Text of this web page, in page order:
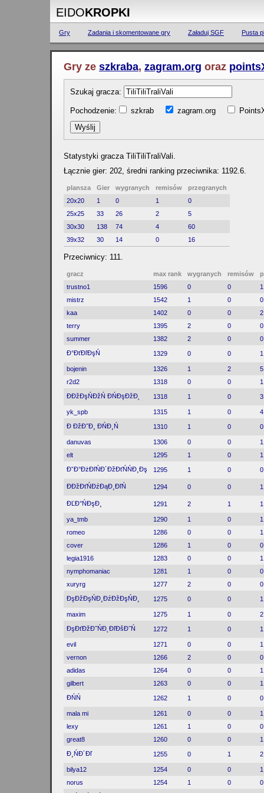
EIDOKROPKI
Gry Zadania i skomentowane gry Załaduj SGF Pusta
Gry ze szkraba, zagram.org oraz
Szukaj gracza:
Pochodzenie: szkrab zagram.org
Statystyki gracza TiliTiliTraliVali.
Łącznie gier: 202, średni ranking przeciwnika: 1192.6.
plansza Gier wygranych remisów
przegranych
20x20
1 0 1
0
25x25
33 26 2
5
30x30
138 74 4
60
39x32
30 14 0 16
Przeciwnicy: 111.
gracz max rank wygranych remisów
trustno1
1596 0 0
1
mistrz
1542 1 0
0
kaa
1402 0 0
2
terry
1395 2 0
0
summer
1382 2 0
0
Đ°ĐťĐľĐşŃ
1329 0 0 1
bojenin 1326 1 2
5
r2d2
1318 0 0
1
ĐĐžĐşŃĐžŃ ĐŃĐşĐžĐ˛
1318 1 0 3
yk_spb 1315 1 0
4
Đ ĐžĐ˝Đ¸ ĐŃĐ¸Ń
1310 1 0 0
danuvas 1306 0 0
1
elt
1295 1 0
1
ĐˇĐ°ĐżĐľŃĐ´ĐžĐťŃŃĐ¸Đş
1295 1 0 0
ĐĐžĐťŃĐźĐąĐ¸ĐľŃ 1294 0 0 1
ĐĽĐ°ŃĐşĐ¸ 1291 2 1 1
ya_tmb 1290 1 0
1
romeo
1286 0 0
1
cover
1286 1 0
0
legia1916
1283 0 0
1
nymphomaniac
1281 1 0
0
xuryrg
1277 2 0
0
ĐşĐžĐşŃĐ¸ĐźĐžĐşŃĐ¸
1275 0 0 1
maxim 1275 1 0
2
ĐşĐťĐžĐ˝ŃĐ˛ĐľĐšĐ˝Ń
1272 1 0 1
evil 1271 0 0
1
vernon
1266 2 0
0
adidas
1264 0 0
1
gilbert
1263 0 0
1
ĐŃŃ
1262 1 0 0
mala mi 1261 0 0
1
lexy
1261 1 0
0
great8
1260 0 0
1
Đ¸ŃĐ´Đľ
1255 0 1 2
bilya12 1254 0 0
1
norus
1254 1 0 0